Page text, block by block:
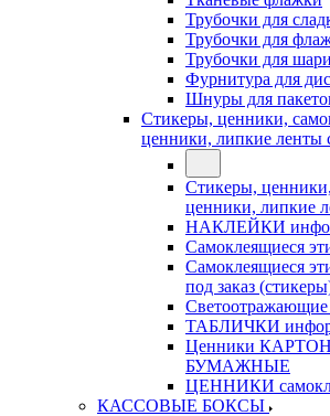
Трубочки для
Трубочки для
Трубочки для
Фурнитура для
Шнуры для
Стикеры, ценники,
ценники, липкие ленты
Стикеры,
ценники, липкие
НАКЛЕЙКИ
Самоклеящиеся
Самоклеящиеся
под заказ
ТАБЛИЧКИ
Ценники
БУМАЖНЫЕ
ЦЕННИКИ
КАССОВЫЕ БОКСЫ